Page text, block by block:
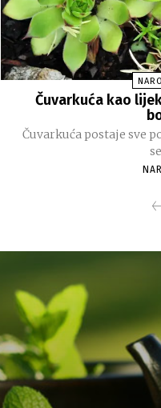
Čuvarkuća kao
Čuvarkuća postaje sve